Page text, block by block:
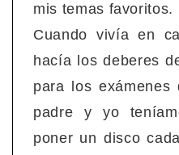
mis temas favoritos.
Cuando vivía en
hacía los deberes
para los exámenes
padre y yo
poner un disco